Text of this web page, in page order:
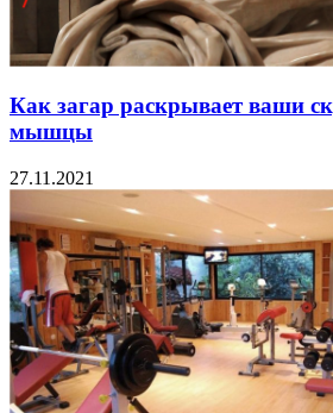
Как загар раскрывает ваши
мышцы
27.11.2021